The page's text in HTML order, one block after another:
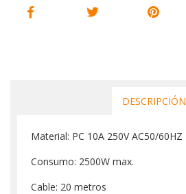
DESCRIPCIÓN
Material: PC 10A 250V AC50/60HZ
Consumo: 2500W max.
Cable: 20 metros